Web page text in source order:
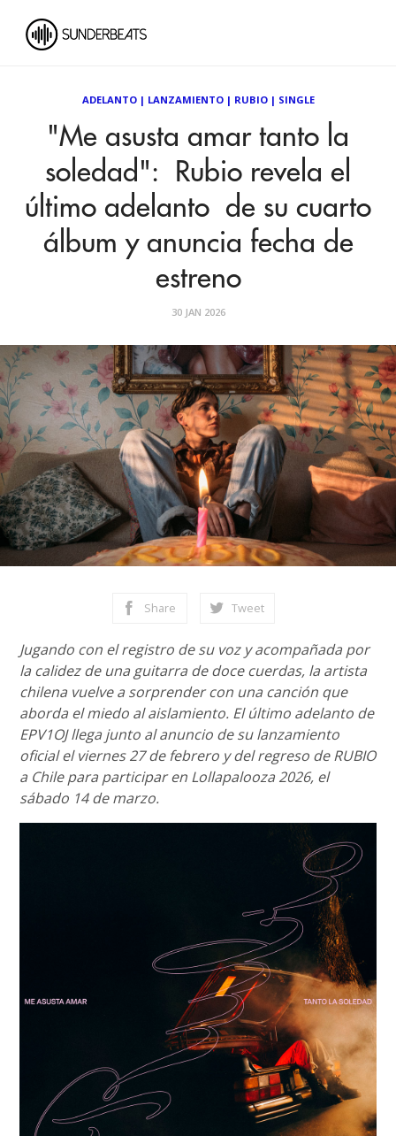
ADELANTO| LANZAMIENTO| RUBIO| SINGLE
"Me asusta amar tanto la
soledad": Rubio revela el
último adelanto de su cuarto
álbum y anuncia fecha de
estreno
30 JAN 2026
Share Tweet
Jugando con el registro de su voz y acompañada por
la calidez de una guitarra de doce cuerdas, la artista
chilena vuelve a sorprender con una canción que
aborda el miedo al aislamiento. El último adelanto de
EPV1OJ llega junto al anuncio de su lanzamiento
oficial el viernes 27 de febrero y del regreso de RUBIO
a Chile para participar en Lollapalooza 2026, el
sábado 14 de marzo.